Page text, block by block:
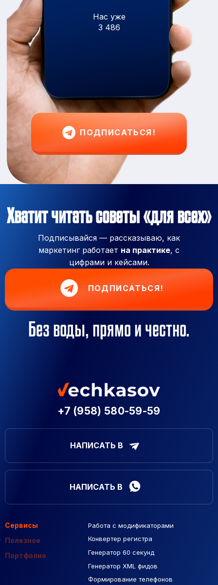
ПОДПИСАТЬСЯ!
Нас уже
3 486
Хватит читать советы «для всех»
Подписывайся — рассказываю, как
маркетинг работает на практике, с
цифрами и кейсами.
ПОДПИСАТЬСЯ!
Без воды, прямо и честно.
+7 (958) 580-59-59
НАПИСАТЬ В
НАПИСАТЬ В
Сервисы
Полезное
Портфолио
Работа с модификаторами
Конвертер регистра
Генератор 60 секунд
Генератор XML фидов
Формирование телефонов
Подборка сайтов
Макеты Figma
База Яндекс Карты
РСЯ площадки
Созданные сайты
Контекстная реклама